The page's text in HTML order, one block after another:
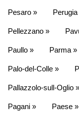
Pesaro » Perugia
Pellezzano »
Paullo » Parma »
Palo-del-Colle »
Pallazzolo-sull-Oglio »
Pagani » Paese »